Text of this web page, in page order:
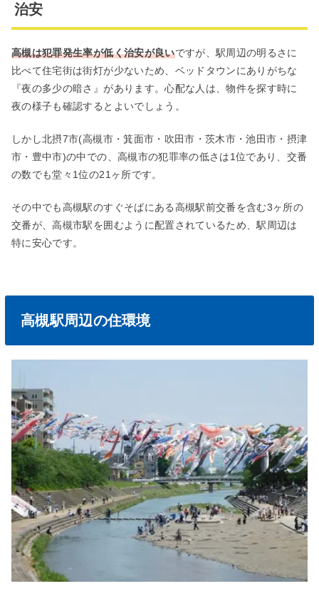
治安
高槻は犯罪発生率が低く治安が良いですが、駅周辺の明るさに
比べて住宅街は街灯が少ないため、ベッドタウンにありがちな
『夜の多少の暗さ』があります。心配な人は、物件を探す時に
夜の様子も確認するとよいでしょう。
しかし北摂7市(高槻市・箕面市・吹田市・茨木市・池田市・摂津
市・豊中市)の中での、高槻市の犯罪率の低さは1位であり、交番
の数でも堂々1位の21ヶ所です。
その中でも高槻駅のすぐそばにある高槻駅前交番を含む3ヶ所の
交番が、高槻市駅を囲むように配置されているため、駅周辺は
特に安心です。
高槻駅周辺の住環境